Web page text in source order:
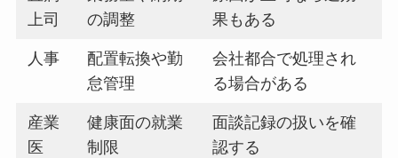
上司
の調整
果もある
人事
配置転換や勤
怠管理
会社都合で処理され
る場合がある
産業
医
健康面の就業
制限
面談記録の扱いを確
認する